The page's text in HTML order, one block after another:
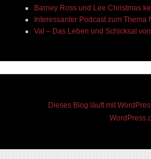
Barney Ross und Lee Christmas
Interessanter Podcast zum Thema
Val – Das Leben und Schicksal
Dieses Blog läuft mit